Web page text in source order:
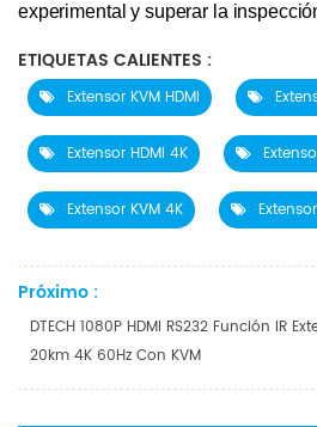
experimental y superar la
ETIQUETAS CALIENTES :
Extensor KVM HDMI
Extensor HDMI 4K
Extensor KVM 4K
Próximo :
DTECH 1080P HDMI RS232 Función IR
20km 4K 60Hz Con KVM